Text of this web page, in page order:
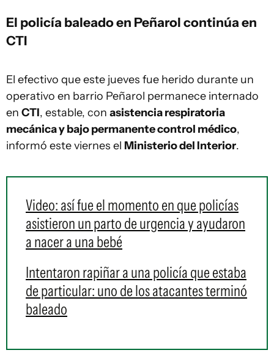
El policía baleado en Peñarol continúa en
CTI
El efectivo que este jueves fue herido durante un
operativo en barrio Peñarol permanece internado
en CTI, estable, con asistencia respiratoria
mecánica y bajo permanente control médico,
informó este viernes el Ministerio del Interior.
Video: así fue el momento en que policías
asistieron un parto de urgencia y ayudaron
a nacer a una bebé
Intentaron rapiñar a una policía que estaba
de particular: uno de los atacantes terminó
baleado